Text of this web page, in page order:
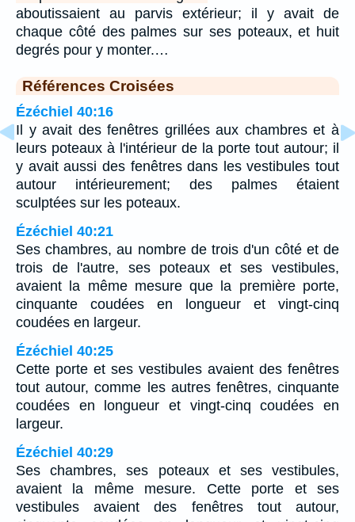
aboutissaient au parvis extérieur; il y avait de
chaque côté des palmes sur ses poteaux, et huit
degrés pour y monter.…
Références Croisées
Ézéchiel 40:16
Il y avait des fenêtres grillées aux chambres et à
leurs poteaux à l'intérieur de la porte tout autour; il
y avait aussi des fenêtres dans les vestibules tout
autour intérieurement; des palmes étaient
sculptées sur les poteaux.
Ézéchiel 40:21
Ses chambres, au nombre de trois d'un côté et de
trois de l'autre, ses poteaux et ses vestibules,
avaient la même mesure que la première porte,
cinquante coudées en longueur et vingt-cinq
coudées en largeur.
Ézéchiel 40:25
Cette porte et ses vestibules avaient des fenêtres
tout autour, comme les autres fenêtres, cinquante
coudées en longueur et vingt-cinq coudées en
largeur.
Ézéchiel 40:29
Ses chambres, ses poteaux et ses vestibules,
avaient la même mesure. Cette porte et ses
vestibules avaient des fenêtres tout autour,